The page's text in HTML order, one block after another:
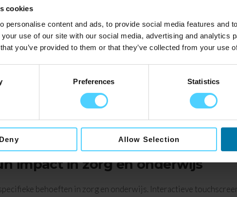
cookies
personalise content and ads, to provide social media features and
your use of our site with our social media, advertising and analytics
you’ve provided to them or that they’ve collected from your use
Preferences Statistics
Deny Allow Selection
functionaliteit. Full HD biedt een resolutie van 1920×1080
maakt deze kwaliteit het verschil tussen heldere, scherpe
verschillende lichtomstandigheden. Een scherm met 500 nits
700 nits nodig.
digital signage. Deze apparaten verwerken en verzenden
wisselen. Bevestigingsmateriaal moet het gewicht van
Een krachtige mediaspeler zonder goed scherm
diepast bij jouw specifieke omgevingvoor optimale resultaten.
impact in zorg en onderwijs
behoeften in zorg en onderwijs. Interactieve